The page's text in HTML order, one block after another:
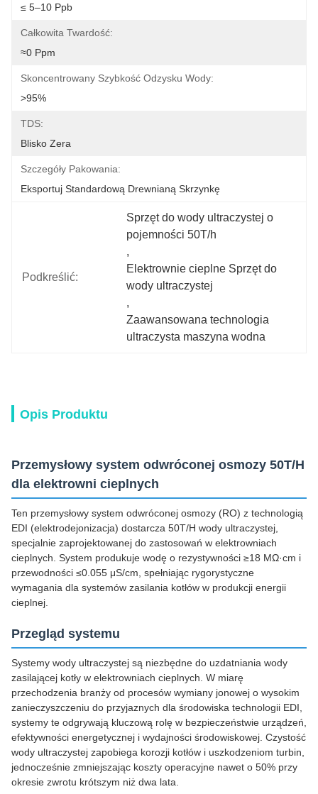
≤ 5–10 Ppb
Całkowita Twardość:
≈0 Ppm
Skoncentrowany Szybkość Odzysku Wody:
>95%
TDS:
Blisko Zera
Szczegóły Pakowania:
Eksportuj Standardową Drewnianą Skrzynkę
Podkreślić:
Sprzęt do wody ultraczystej o
pojemności 50T/h
,
Elektrownie cieplne Sprzęt do
wody ultraczystej
,
Zaawansowana technologia
ultraczysta maszyna wodna
Opis Produktu
Przemysłowy system odwróconej osmozy 50T/H
dla elektrowni cieplnych
Ten przemysłowy system odwróconej osmozy (RO) z technologią
EDI (elektrodejonizacja) dostarcza 50T/H wody ultraczystej,
specjalnie zaprojektowanej do zastosowań w elektrowniach
cieplnych. System produkuje wodę o rezystywności ≥18 MΩ·cm i
przewodności ≤0.055 μS/cm, spełniając rygorystyczne
wymagania dla systemów zasilania kotłów w produkcji energii
cieplnej.
Przegląd systemu
Systemy wody ultraczystej są niezbędne do uzdatniania wody
zasilającej kotły w elektrowniach cieplnych. W miarę
przechodzenia branży od procesów wymiany jonowej o wysokim
zanieczyszczeniu do przyjaznych dla środowiska technologii EDI,
systemy te odgrywają kluczową rolę w bezpieczeństwie urządzeń,
efektywności energetycznej i wydajności środowiskowej. Czystość
wody ultraczystej zapobiega korozji kotłów i uszkodzeniom turbin,
jednocześnie zmniejszając koszty operacyjne nawet o 50% przy
okresie zwrotu krótszym niż dwa lata.